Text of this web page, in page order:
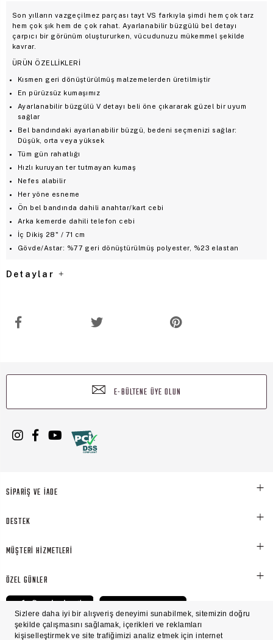
Son yılların vazgeçilmez parçası tayt VS farkıyla şimdi hem çok tarz
hem çok şık hem de çok rahat. Ayarlanabilir büzgülü bel detayı
çarpıcı bir görünüm oluştururken, vücudunuzu mükemmel şekilde
kavrar.
ÜRÜN ÖZELLİKLERİ
Kısmen geri dönüştürülmüş malzemelerden üretilmiştir
En pürüzsüz kumaşımız
Ayarlanabilir büzgülü V detayı beli öne çıkararak güzel bir uyum
sağlar
Bel bandındaki ayarlanabilir büzgü, bedeni seçmenizi sağlar:
Düşük, orta veya yüksek
Tüm gün rahatlığı
Hızlı kuruyan ter tutmayan kumaş
Nefes alabilir
Her yöne esneme
Ön bel bandında dahili anahtar/kart cebi
Arka kemerde dahili telefon cebi
İç Dikiş 28" / 71 cm
Gövde/Astar: %77 geri dönüştürülmüş polyester, %23 elastan
Detaylar
E-BÜLTENE ÜYE OLUN
SİPARİŞ VE İADE
DESTEK
MÜŞTERİ HİZMETLERİ
ÖZEL GÜNLER